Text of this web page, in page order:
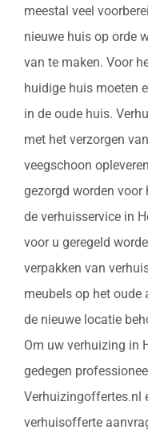
meestal veel
nieuwe huis op orde
van te maken. Voor
huidige huis moeten
in de oude huis.
met het verzorgen
veegschoon
gezorgd worden voor
de verhuisservice in
voor u geregeld
verpakken van
meubels op het oude
de nieuwe locatie
Om uw verhuizing in
gedegen
Verhuizingoffertes.nl
verhuisofferte